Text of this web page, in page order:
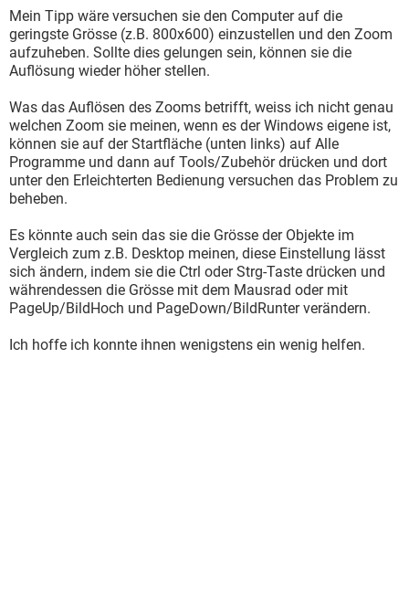
Mein Tipp wäre versuchen sie den Computer auf die
geringste Grösse (z.B. 800x600) einzustellen und den Zoom
aufzuheben. Sollte dies gelungen sein, können sie die
Auflösung wieder höher stellen.
Was das Auflösen des Zooms betrifft, weiss ich nicht genau
welchen Zoom sie meinen, wenn es der Windows eigene ist,
können sie auf der Startfläche (unten links) auf Alle
Programme und dann auf Tools/Zubehör drücken und dort
unter den Erleichterten Bedienung versuchen das Problem zu
beheben.
Es könnte auch sein das sie die Grösse der Objekte im
Vergleich zum z.B. Desktop meinen, diese Einstellung lässt
sich ändern, indem sie die Ctrl oder Strg-Taste drücken und
währendessen die Grösse mit dem Mausrad oder mit
PageUp/BildHoch und PageDown/BildRunter verändern.
Ich hoffe ich konnte ihnen wenigstens ein wenig helfen.